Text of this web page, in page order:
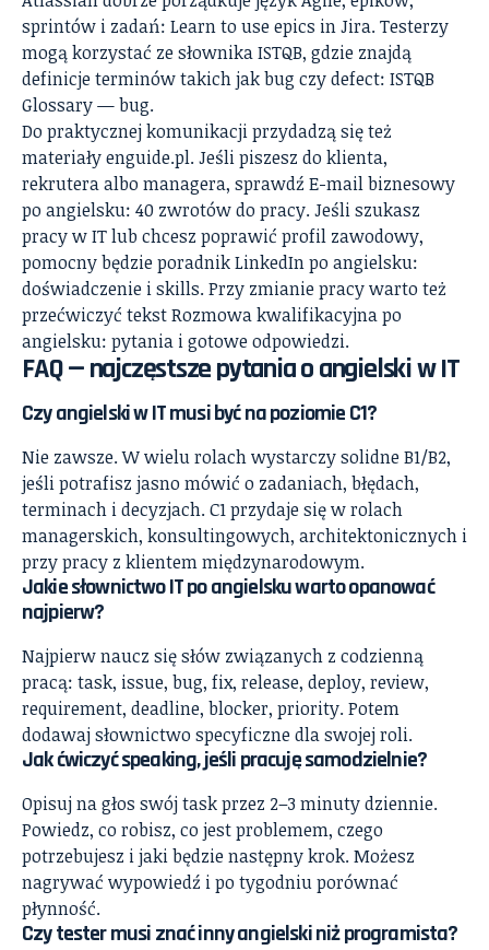
sprintów i zadań: Learn to use epics in Jira. Testerzy
mogą korzystać ze słownika ISTQB, gdzie znajdą
definicje terminów takich jak bug czy defect: ISTQB
Glossary — bug.
Do praktycznej komunikacji przydadzą się też
materiały enguide.pl. Jeśli piszesz do klienta,
rekrutera albo managera, sprawdź E-mail biznesowy
po angielsku: 40 zwrotów do pracy. Jeśli szukasz
pracy w IT lub chcesz poprawić profil zawodowy,
pomocny będzie poradnikLinkedIn po angielsku:
doświadczenie i skills. Przy zmianie pracy warto też
przećwiczyć tekstRozmowa kwalifikacyjna po
angielsku: pytania i gotowe odpowiedzi.
FAQ — najczęstsze pytania o angielski w IT
Czy angielski w IT musi być na poziomie C1?
Nie zawsze. W wielu rolach wystarczy solidne B1/B2,
jeśli potrafisz jasno mówić o zadaniach, błędach,
terminach i decyzjach. C1 przydaje się w rolach
managerskich, konsultingowych, architektonicznych i
przy pracy z klientem międzynarodowym.
Jakie słownictwo IT po angielsku warto opanować
najpierw?
Najpierw naucz się słów związanych z codzienną
pracą: task, issue, bug, fix, release, deploy, review,
requirement, deadline, blocker, priority. Potem
dodawaj słownictwo specyficzne dla swojej roli.
Jak ćwiczyć speaking, jeśli pracuję samodzielnie?
Opisuj na głos swój task przez 2–3 minuty dziennie.
Powiedz, co robisz, co jest problemem, czego
potrzebujesz i jaki będzie następny krok. Możesz
nagrywać wypowiedź i po tygodniu porównać
płynność.
Czy tester musi znać inny angielski niż programista?